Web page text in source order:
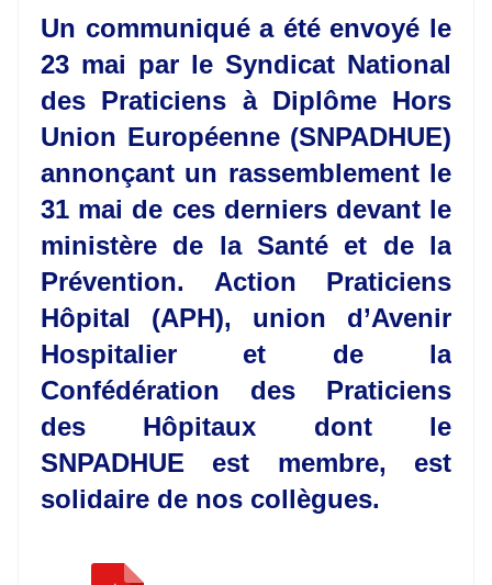
Un communiqué a été envoyé le
23 mai par le Syndicat National
des Praticiens à Diplôme Hors
Union Européenne (SNPADHUE)
annonçant un rassemblement le
31 mai de ces derniers devant le
ministère de la Santé et de la
Prévention. Action Praticiens
Hôpital (APH), union d’Avenir
Hospitalier et de la
Confédération des Praticiens
des Hôpitaux dont le
SNPADHUE est membre, est
solidaire de nos collègues.